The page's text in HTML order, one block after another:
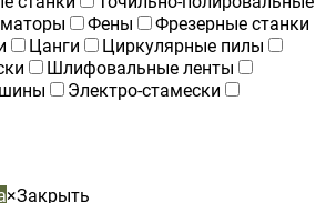
Фены
Фрезерные станки
Цанги
Циркулярные пилы
Шлифовальные ленты
Электро-стамески
×Закрыть